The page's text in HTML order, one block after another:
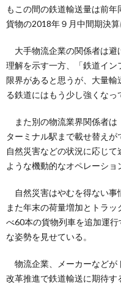
もこの間の鉄道輸送量は前
貨物の2018年９月中間期決算
大手物流企業の関係者は避
理解を示す一方、「鉄道イ
限界があると思うが、大量輸
る鉄道にはもう少し強くなっ
また別の物流業界関係者は
ターミナル駅まで載せ替えが
自然災害などの状況に応じ
ような機動的なオペレーショ
自然災害はやむを得ない事
また年末の荷量増加とトラ
べ60本の貨物列車を追加運
な姿勢を見せている。
物流企業、メーカーなどが
改革推進で鉄道輸送に期待